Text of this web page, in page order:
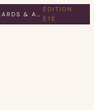
LE CARNET DES ÉCHARPES, FOULARDS & ACCESSOIRES
ÉDITION
ÉTÉ